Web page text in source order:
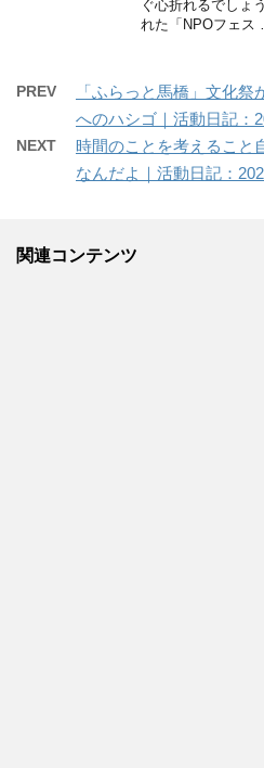
ぐ心折れるでしょ
れた「NPOフェス
PREV
「ふらっと馬橋」文化祭
へのハシゴ｜活動日記：
NEXT
時間のことを考えること
なんだよ｜活動日記：
関連コンテンツ